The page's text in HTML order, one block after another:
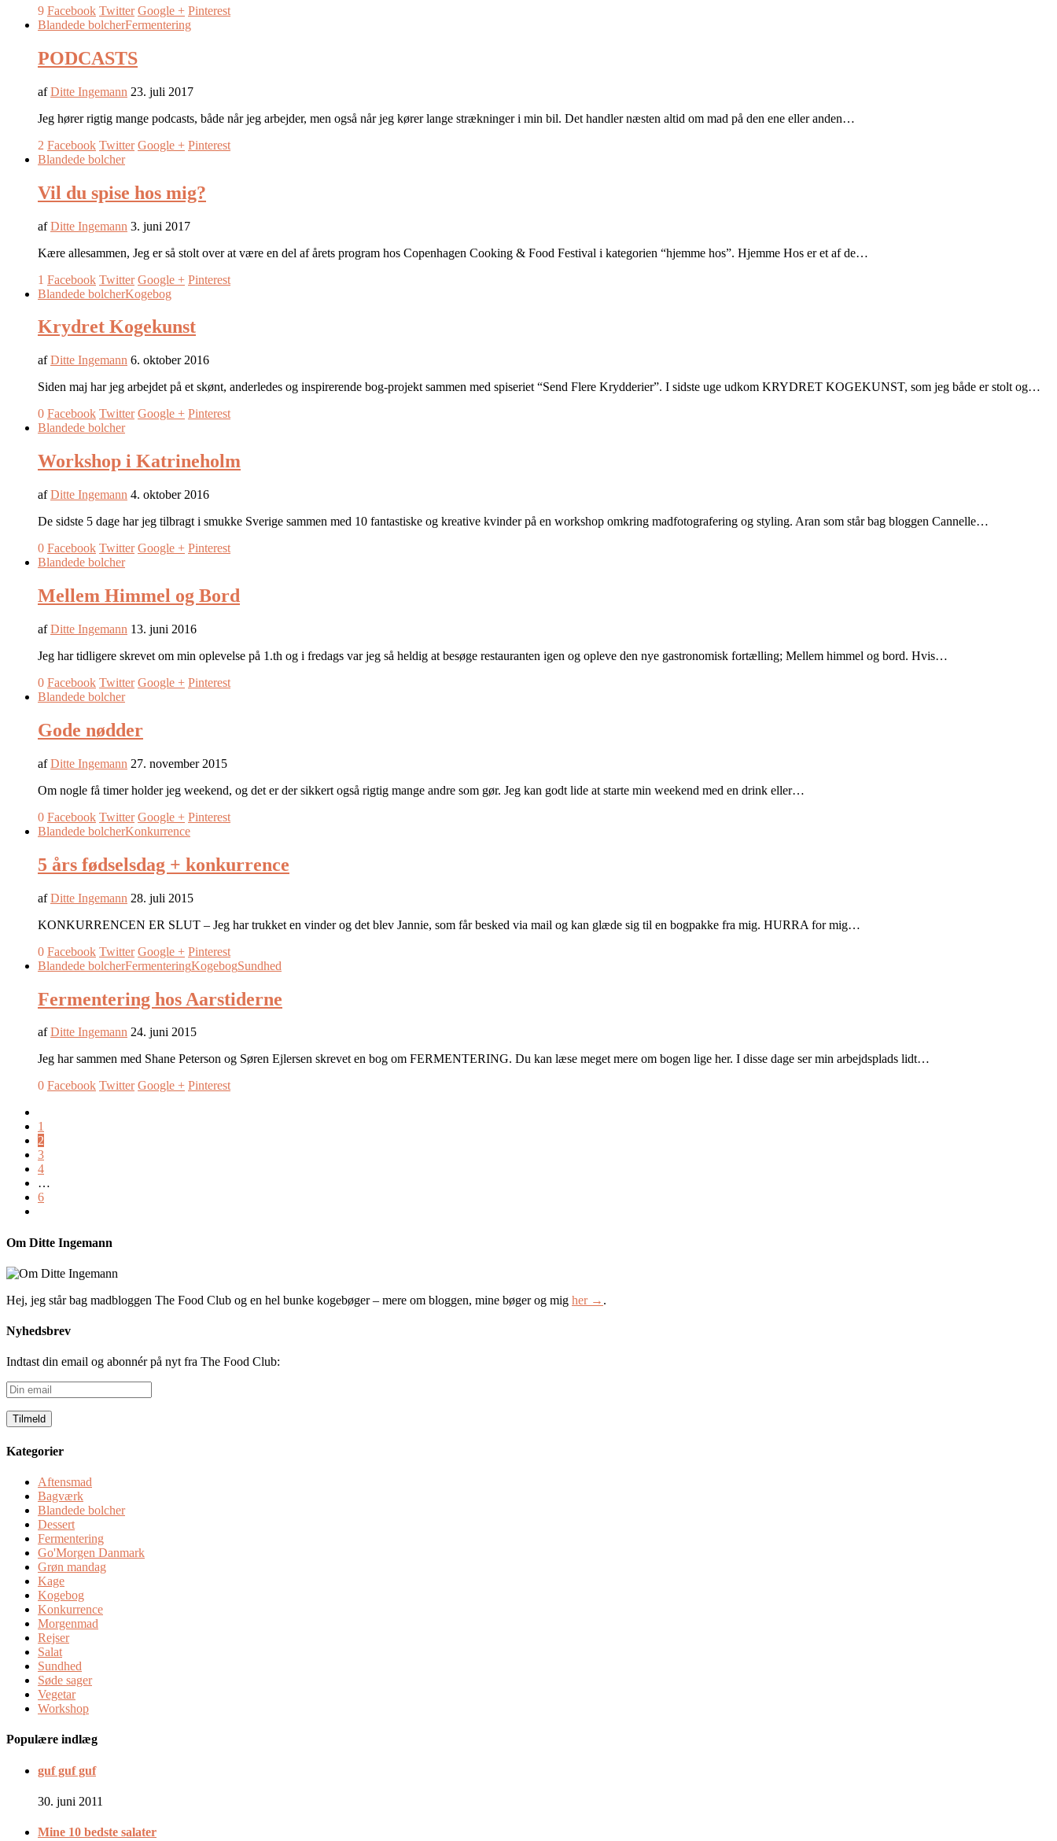
9 Facebook Twitter Google + Pinterest
Blandede bolcherFermentering
PODCASTS
afDitte Ingemann 23. juli 2017
Jeg hører rigtig mange podcasts, både når jeg arbejder, men også når jeg kører lange strækninger i min bil. Det handler næsten altid om mad på den ene eller anden…
2 Facebook Twitter Google + Pinterest
Blandede bolcher
Vil du spise hos mig?
afDitte Ingemann 3. juni 2017
Kære allesammen, Jeg er så stolt over at være en del af årets program hos Copenhagen Cooking & Food Festival i kategorien “hjemme hos”. Hjemme Hos er et af de…
1 Facebook Twitter Google + Pinterest
Blandede bolcherKogebog
Krydret Kogekunst
afDitte Ingemann 6. oktober 2016
Siden maj har jeg arbejdet på et skønt, anderledes og inspirerende bog-projekt sammen med spiseriet “Send Flere Krydderier”. I sidste uge udkom KRYDRET KOGEKUNST, som jeg både er stolt og…
0 Facebook Twitter Google + Pinterest
Blandede bolcher
Workshop i Katrineholm
afDitte Ingemann 4. oktober 2016
De sidste 5 dage har jeg tilbragt i smukke Sverige sammen med 10 fantastiske og kreative kvinder på en workshop omkring madfotografering og styling. Aran som står bag bloggen Cannelle…
0 Facebook Twitter Google + Pinterest
Blandede bolcher
Mellem Himmel og Bord
afDitte Ingemann 13. juni 2016
Jeg har tidligere skrevet om min oplevelse på 1.th og i fredags var jeg så heldig at besøge restauranten igen og opleve den nye gastronomisk fortælling; Mellem himmel og bord. Hvis…
0 Facebook Twitter Google + Pinterest
Blandede bolcher
Gode nødder
afDitte Ingemann 27. november 2015
Om nogle få timer holder jeg weekend, og det er der sikkert også rigtig mange andre som gør. Jeg kan godt lide at starte min weekend med en drink eller…
0 Facebook Twitter Google + Pinterest
Blandede bolcherKonkurrence
5 års fødselsdag + konkurrence
afDitte Ingemann 28. juli 2015
KONKURRENCEN ER SLUT – Jeg har trukket en vinder og det blev Jannie, som får besked via mail og kan glæde sig til en bogpakke fra mig. HURRA for mig…
0 Facebook Twitter Google + Pinterest
Blandede bolcherFermenteringKogebogSundhed
Fermentering hos Aarstiderne
afDitte Ingemann 24. juni 2015
Jeg har sammen med Shane Peterson og Søren Ejlersen skrevet en bog om FERMENTERING. Du kan læse meget mere om bogen lige her. I disse dage ser min arbejdsplads lidt…
0 Facebook Twitter Google + Pinterest
1
2
3
4
…
6
Om Ditte Ingemann
Hej, jeg står bag madbloggen The Food Club og en hel bunke kogebøger – mere om bloggen, mine bøger og mig her → .
Nyhedsbrev
Indtast din email og abonnér på nyt fra The Food Club:
Din
Kategorier
Aftensmad
Bagværk
Blandede bolcher
Dessert
Fermentering
Go'Morgen Danmark
Grøn mandag
Kage
Kogebog
Konkurrence
Morgenmad
Rejser
Salat
Sundhed
Søde sager
Vegetar
Workshop
Populære indlæg
guf guf guf
30. juni 2011
Mine 10 bedste salater